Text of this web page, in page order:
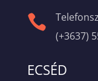

(+3637)
ECSÉD